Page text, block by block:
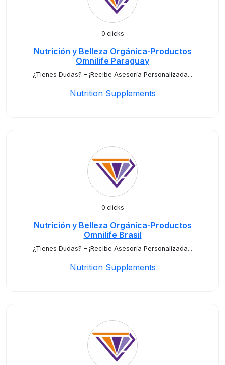
0 clicks
Nutrición y Belleza Orgánica-Productos
Omnilife Paraguay
¿Tienes Dudas? – ¡Recibe Asesoría Personalizada...
Nutrition Supplements
0 clicks
Nutrición y Belleza Orgánica-Productos
Omnilife Brasil
¿Tienes Dudas? – ¡Recibe Asesoría Personalizada...
Nutrition Supplements